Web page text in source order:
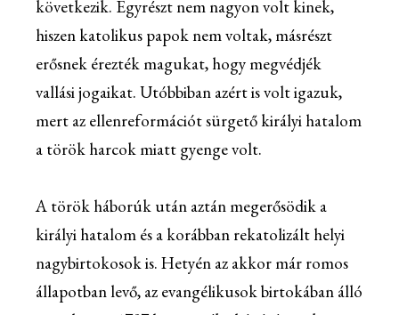
következik. Egyrészt nem nagyon volt kinek,
hiszen katolikus papok nem voltak, másrészt
erősnek érezték magukat, hogy megvédjék
vallási jogaikat. Utóbbiban azért is volt igazuk,
mert az ellenreformációt sürgető királyi hatalom
a török harcok miatt gyenge volt.
A török háborúk után aztán megerősödik a
királyi hatalom és a korábban rekatolizált helyi
nagybirtokosok is. Hetyén az akkor már romos
állapotban levő, az evangélikusok birtokában álló